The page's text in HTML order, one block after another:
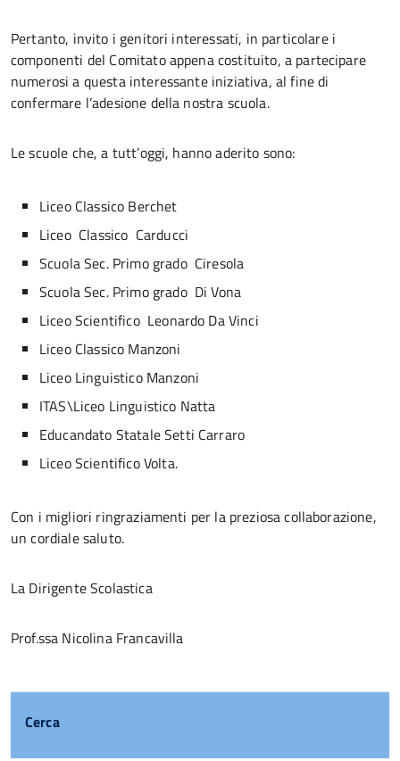
Pertanto, invito i genitori interessati, in particolare i
componenti del Comitato appena costituito, a partecipare
numerosi a questa interessante iniziativa, al fine di
confermare l’adesione della nostra scuola.
Le scuole che, a tutt’oggi, hanno aderito sono:
Liceo Classico Berchet
Liceo Classico Carducci
Scuola Sec. Primo grado Ciresola
Scuola Sec. Primo grado Di Vona
Liceo Scientifico Leonardo Da Vinci
Liceo Classico Manzoni
Liceo Linguistico Manzoni
ITAS\Liceo Linguistico Natta
Educandato Statale Setti Carraro
Liceo Scientifico Volta.
Con i migliori ringraziamenti per la preziosa collaborazione,
un cordiale saluto.
La Dirigente Scolastica
Prof.ssa Nicolina Francavilla
Cerca